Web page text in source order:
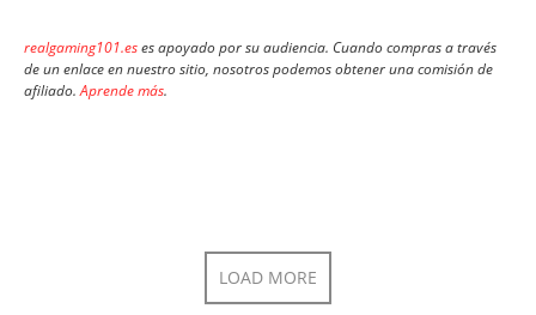
realgaming101.eses apoyado por su audiencia. Cuando compras a través
de un enlace en nuestro sitio, nosotros podemos obtener una comisión de
afiliado.Aprende más.
LOAD MORE